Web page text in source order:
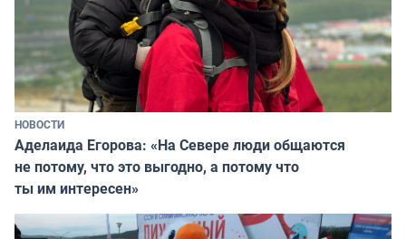
НОВОСТИ
Аделаида Егорова: «На Севере люди общаются
не потому, что это выгодно, а потому что
ты им интересен»